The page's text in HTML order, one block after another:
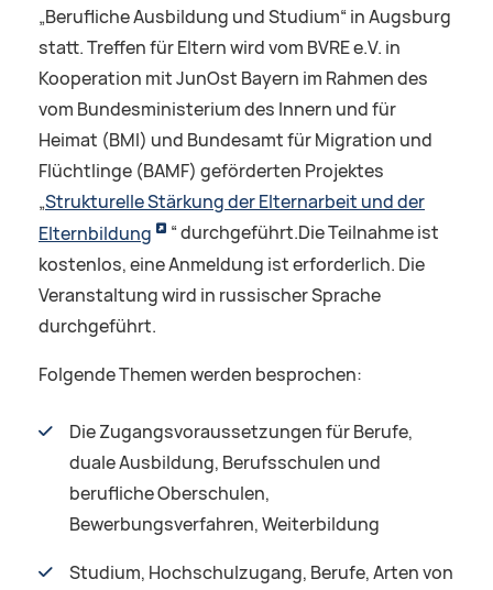
„Berufliche Ausbildung und Studium“ in Augsburg
statt. Treffen für Eltern wird vom BVRE e.V. in
Kooperation mit JunOst Bayern im Rahmen des
vom Bundesministerium des Innern und für
Heimat (BMI) und Bundesamt für Migration und
Flüchtlinge (BAMF) geförderten Projektes
„Strukturelle Stärkung der Elternarbeit und der
Elternbildung
“ durchgeführt.Die Teilnahme ist
kostenlos, eine Anmeldung ist erforderlich. Die
Veranstaltung wird in russischer Sprache
durchgeführt.
Folgende Themen werden besprochen:
Die Zugangsvoraussetzungen für Berufe,
duale Ausbildung, Berufsschulen und
berufliche Oberschulen,
Bewerbungsverfahren, Weiterbildung
Studium, Hochschulzugang, Berufe, Arten von